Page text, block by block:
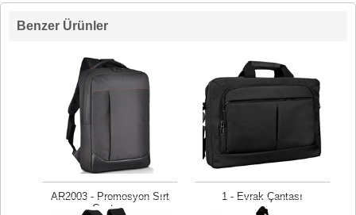
Benzer Ürünler
AR2003 - Promosyon Sırt
Çantası
1 - Evrak Çantası